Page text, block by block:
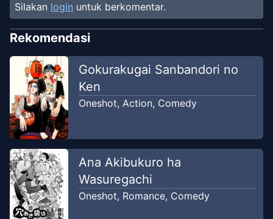
Silakan login untuk berkomentar.
Rekomendasi
Gokurakugai Sanbandori no
Ken
Oneshot, Action, Comedy
Ana Akibukuro ha
Wasuregachi
Oneshot, Romance, Comedy